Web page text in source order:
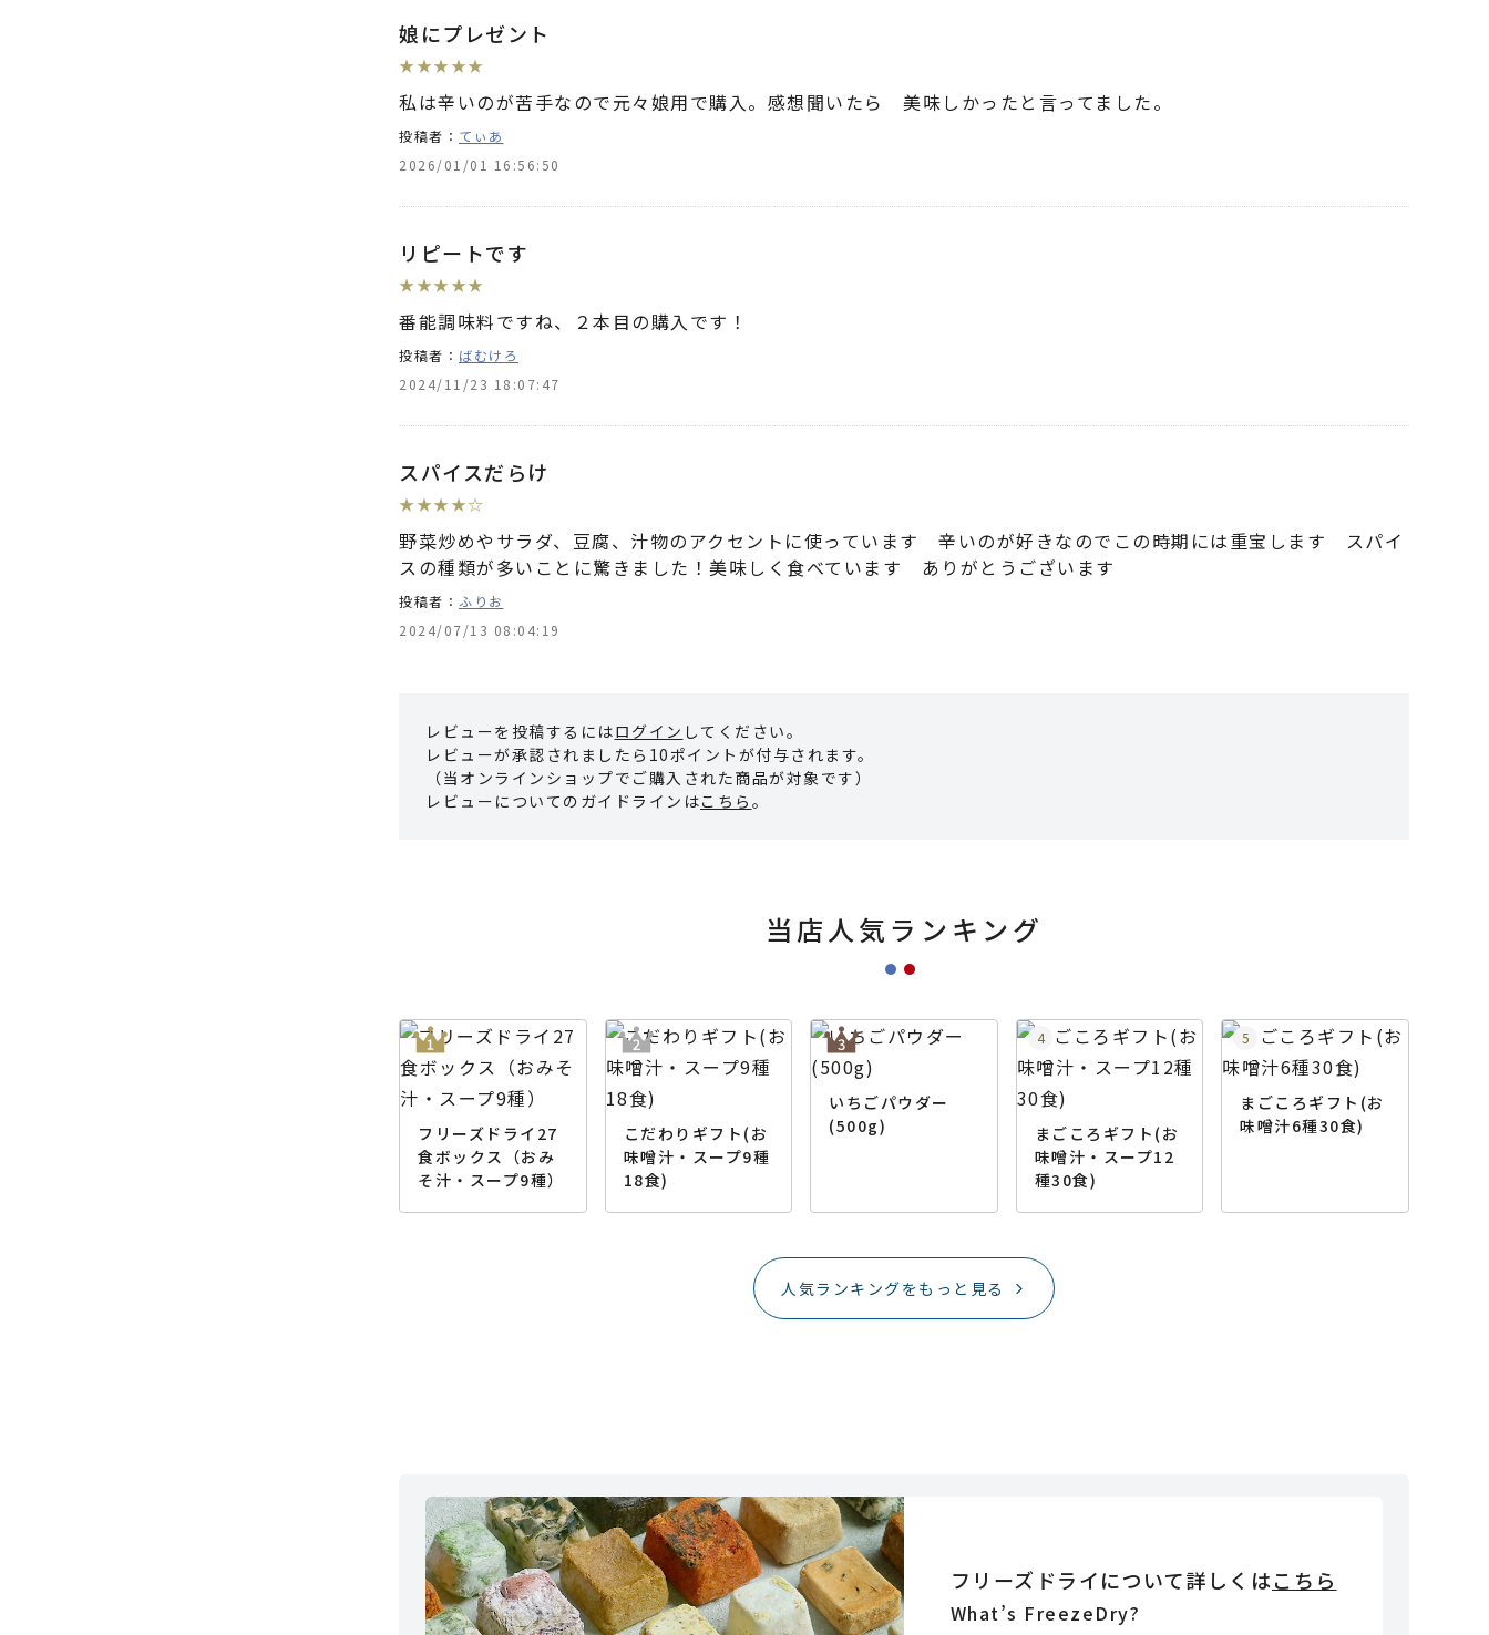
娘にプレゼント
★ ★★ ★★
私は辛いのが苦手なので元々娘用で購入。感想聞いたら 美味しかったと言ってました。
投稿者： てぃあ
2026/01/01 16:56:50
リピートです
★ ★★ ★★
番能調味料ですね、２本目の購入です！
投稿者： ばむけろ
2024/11/23 18:07:47
スパイスだらけ
★ ★★ ★☆
野菜炒めやサラダ、豆腐、汁物のアクセントに使っています 辛いのが好きなのでこの時期には重宝します スパイ
スの種類が多いことに驚きました！美味しく食べています ありがとうございます
投稿者： ふりお
2024/07/13 08:04:19
レビューを投稿するにはログイン してください。
レビューが承認されましたら10ポイントが付与されます。
（当オンラインショップでご購入された商品が対象です）
レビューについてのガイドラインはこちら 。
当店人気ランキング
フリーズドライ27
食ボックス（おみ
そ汁・スープ9種）
こだわりギフト(お
味噌汁・スープ9種
18食)
いちごパウダー
(500g)
まごころギフト(お
味噌汁・スープ12
種30食)
まごころギフト(お
味噌汁6種30食)
人気ランキングをもっと見る
フリーズドライについて詳しくはこちら
What’s FreezeDry?